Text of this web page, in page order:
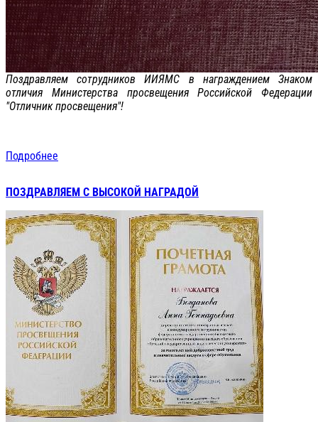
Поздравляем сотрудников ИИЯМС в награждением Знаком
отличия Министерства просвещения Российской Федерации
"Отличник просвещения"!
Подробнее
ПОЗДРАВЛЯЕМ С ВЫСОКОЙ НАГРАДОЙ